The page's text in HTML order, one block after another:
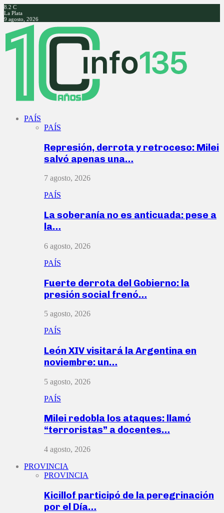
8.2 C
La Plata
9 agosto, 2026
Facebook
Twitter
Instagram
Youtube
PAÍS
PAÍS
Represión, derrota y retroceso: Milei
salvó apenas una…
7 agosto, 2026
PAÍS
La soberanía no es anticuada: pese a
la…
6 agosto, 2026
PAÍS
Fuerte derrota del Gobierno: la
presión social frenó…
5 agosto, 2026
PAÍS
León XIV visitará la Argentina en
noviembre: un…
5 agosto, 2026
PAÍS
Milei redobla los ataques: llamó
“terroristas” a docentes…
4 agosto, 2026
PROVINCIA
PROVINCIA
Kicillof participó de la peregrinación
por el Día…